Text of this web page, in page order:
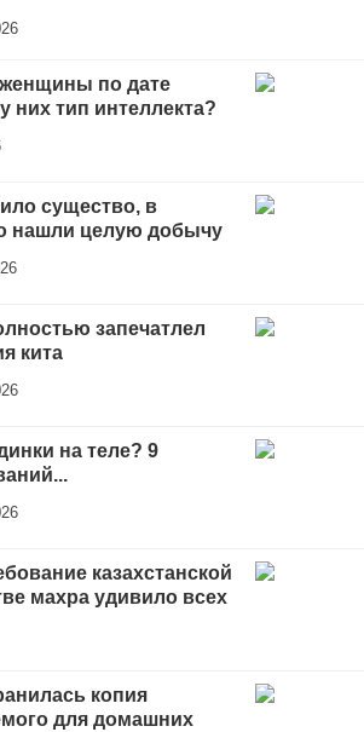
по дате
них тип интеллекта?
существо, в
нашли целую добычу
запечатлел
кита
на теле? 9
казахстанской
махра удивило всех
копия
для домашних